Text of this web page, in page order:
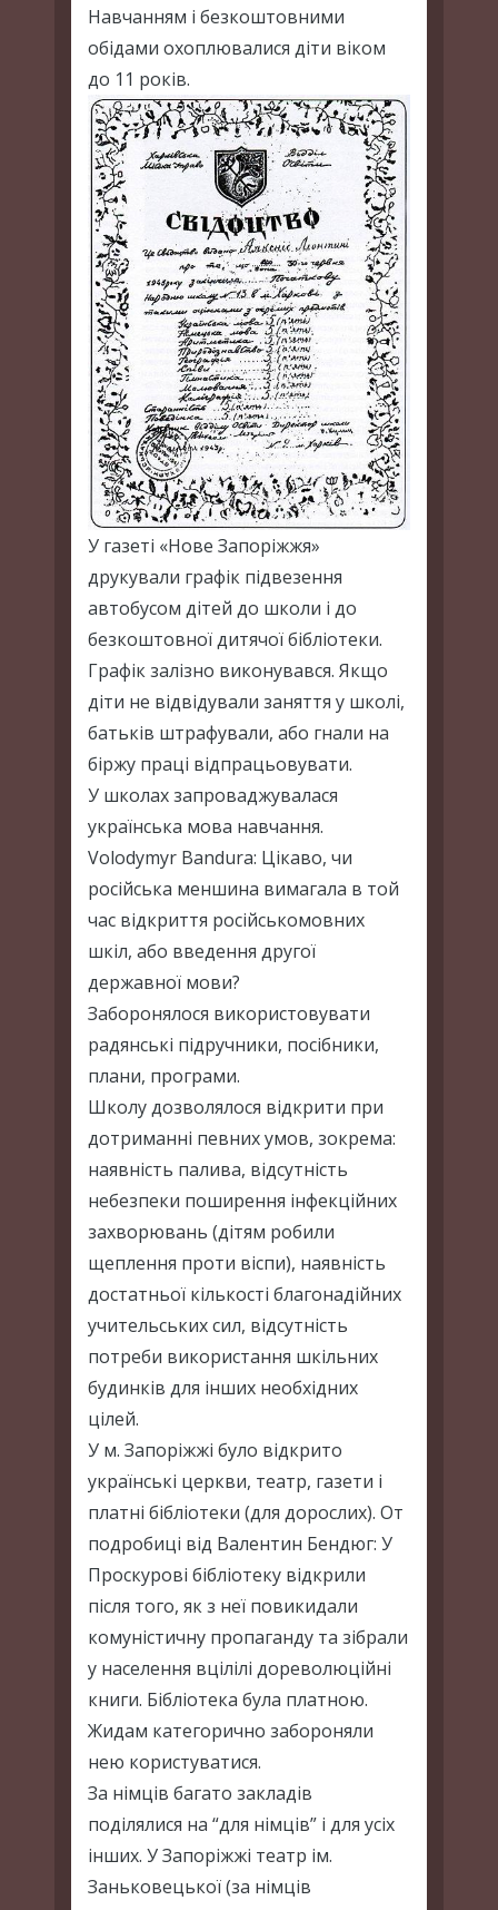
Навчанням і безкоштовними
обідами охоплювалися діти віком
до 11 років.
У газеті «Нове Запоріжжя»
друкували графік підвезення
автобусом дітей до школи і до
безкоштовної дитячої бібліотеки.
Графік залізно виконувався. Якщо
діти не відвідували заняття у школі,
батьків штрафували, або гнали на
біржу праці відпрацьовувати.
У школах запроваджувалася
українська мова навчання.
Volodymyr Bandura: Цікаво, чи
російська меншина вимагала в той
час відкриття російськомовних
шкіл, або введення другої
державної мови?
Заборонялося використовувати
радянські підручники, посібники,
плани, програми.
Школу дозволялося відкрити при
дотриманні певних умов, зокрема:
наявність палива, відсутність
небезпеки поширення інфекційних
захворювань (дітям робили
щеплення проти віспи), наявність
достатньої кількості благонадійних
учительських сил, відсутність
потреби використання шкільних
будинків для інших необхідних
цілей.
У м. Запоріжжі було відкрито
українські церкви, театр, газети і
платні бібліотеки (для дорослих). От
подробиці від Валентин Бендюг: У
Проскурові бібліотеку відкрили
після того, як з неї повикидали
комуністичну пропаганду та зібрали
у населення вцілілі дореволюційні
книги. Бібліотека була платною.
Жидам категорично забороняли
нею користуватися.
За німців багато закладів
поділялися на “для німців” і для усіх
інших. У Запоріжжі театр ім.
Заньковецької (за німців